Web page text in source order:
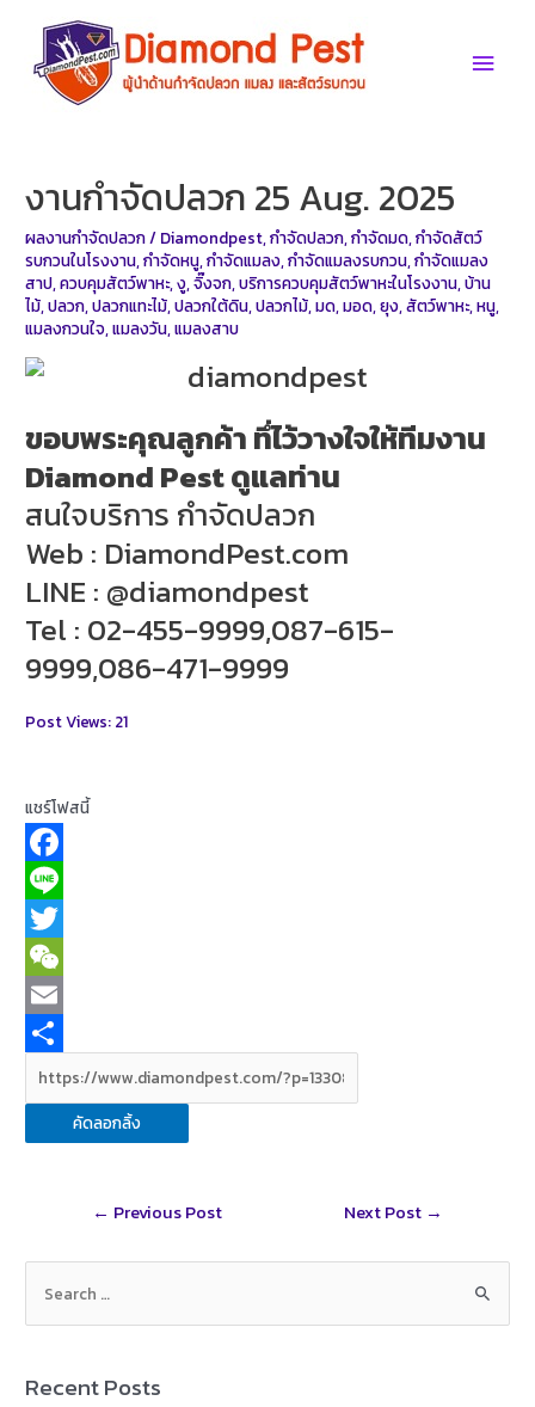
content
Main
งานกำจัดปลวก 25 Aug. 2025
ผลงานกำจัดปลวก/ Diamondpest,กำจัดปลวก,กำจัดมด,กำจัดสัตว์
รบกวนในโรงงาน,กำจัดหนู,กำจัดแมลง,กำจัดแมลงรบกวน,กำจัดแมลง
สาป,ควบคุมสัตว์พาหะ,งู,จิ๊งจก,บริการควบคุมสัตว์พาหะในโรงงาน,บ้าน
ไม้,ปลวก,ปลวกแทะไม้,ปลวกใต้ดิน,ปลวกไม้,มด,มอด,ยุง,สัตว์พาหะ,หนู,
แมลงกวนใจ,แมลงวัน,แมลงสาบ
ขอบพระคุณลูกค้า ทึ่ไว้วางใจให้ทีมงาน
Diamond Pest ดูแลท่าน
สนใจบริการ กำจัดปลวก
Web : DiamondPest.com
LINE : @diamondpest
Tel : 02-455-9999,087-615-
9999,086-471-9999
Post Views: 21
แชร์โฟสนี้
F
a
c
e
b
o
k
L
n
e
T
w
t
e
W
e
h
a
E
m
a
i
h
a
คัดลอกลิ้ง
← Previous Post Next Post →
Recent Posts